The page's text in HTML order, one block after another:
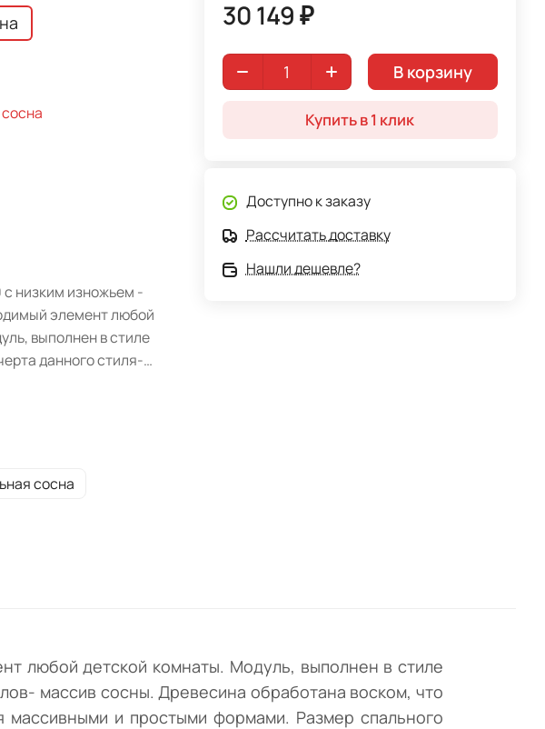
с низким изножьем -
элемент любой
выполнен в стиле
данного стиля-
материалов-
отличается
формами. Размер
мм удобен для
сосна
30 149 ₽
В корзину
Купить в 1 клик
Доступно к заказу
Рассчитать доставку
Нашли дешевле?
любой детской комнаты. Модуль, выполнен в стиле
массив сосны. Древесина обработана воском, что
массивными и простыми формами. Размер спального